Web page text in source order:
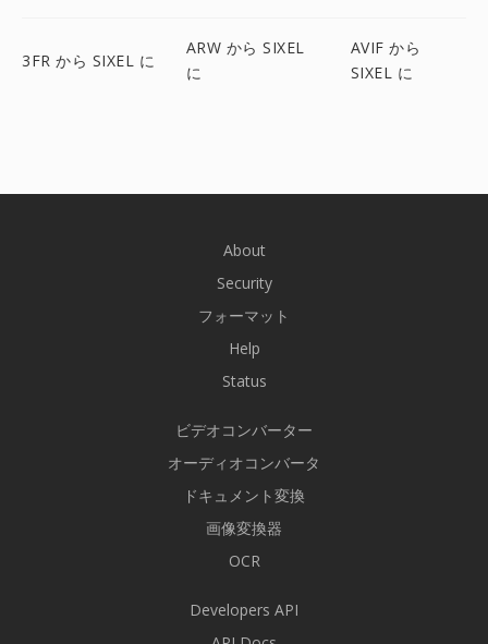
3FR から SIXEL に
ARW から SIXEL
に
AVIF から
SIXEL に
About
Security
フォーマット
Help
Status
ビデオコンバーター
オーディオコンバータ
ドキュメント変換
画像変換器
OCR
Developers API